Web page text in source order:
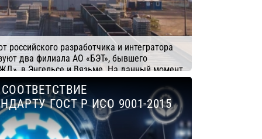
российского разработчика и интегратора
два филиала АО «БЭТ», бывшего
в Энгельсе и Вязьме. На данный момент
активами с 1С:ERP. Идет проект
и MasterSCADA для АСУ ТП. В планах до
еще на восьми производственных
Компания: Деснол Софт
ГОСТ Р ИСО 9001-2015